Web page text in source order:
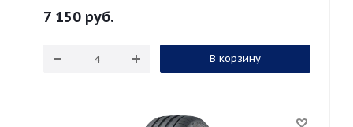
7 150 руб.
В корзину